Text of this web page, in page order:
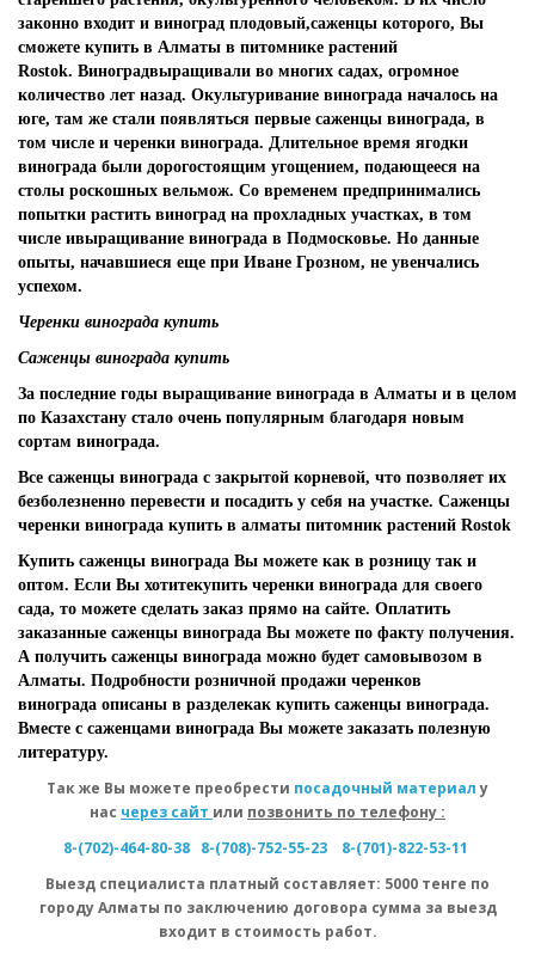
законно входит и виноград плодовый,саженцы которого, Вы
сможете купить в Алматы в питомнике растений
Rostok. Виноградвыращивали во многих садах, огромное
количество лет назад. Окультуривание винограда началось на
юге, там же стали появляться первые саженцы винограда, в
том числе и черенки винограда. Длительное время ягодки
винограда были дорогостоящим угощением, подающееся на
столы роскошных вельмож. Со временем предпринимались
попытки растить виноград на прохладных участках, в том
числе ивыращивание винограда в Подмосковье. Но данные
опыты, начавшиеся еще при Иване Грозном, не увенчались
успехом.
Черенки винограда купить
Саженцы винограда купить
За последние годы выращивание винограда в Алматы и в целом
по Казахстану стало очень популярным благодаря новым
сортам винограда.
Все саженцы винограда с закрытой корневой, что позволяет их
безболезненно перевести и посадить у себя на участке. Саженцы
черенки винограда купить в алматы питомник растений Rostok
Купить саженцы винограда Вы можете как в розницу так и
оптом. Если Вы хотитекупить черенки винограда для своего
сада, то можете сделать заказ прямо на сайте. Оплатить
заказанные саженцы винограда Вы можете по факту получения.
А получить саженцы винограда можно будет самовывозом в
Алматы. Подробности розничной продажи черенков
винограда описаны в разделекак купить саженцы винограда.
Вместе с саженцами винограда Вы можете заказать полезную
литературу.
Так же Вы можете преобрести посадочный материалу
нас через сайт или позвонить по телефону :
8-(702)-464-80-38 8-(708)-752-55-23
8-(701)-822-53-11
Выезд специалиста платный составляет: 5000 тенге по
городу Алматы по заключению договора сумма за выезд
входит в стоимость работ.